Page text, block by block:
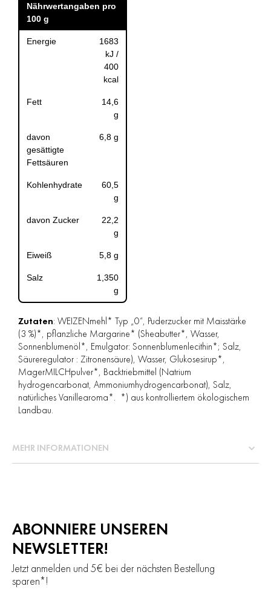
Nährwertangaben pro
100 g
Energie
1683
kJ /
400
kcal
Fett
14,6
g
davon
gesättigte
Fettsäuren
6,8 g
Kohlenhydrate
60,5
g
davon Zucker
22,2
g
Eiweiß 5,8 g
Salz
1,350
g
Zutaten: WEIZENmehl* Typ „0“, Puderzucker mit Maisstärke
(3 %)*, pflanzliche Margarine* (Sheabutter*, Wasser,
Sonnenblumenöl*, Emulgator: Sonnenblumenlecithin*; Salz,
Säureregulator : Zitronensäure), Wasser, Glukosesirup*,
MagerMILCHpulver*, Backtriebmittel (Natrium
hydrogencarbonat, Ammoniumhydrogencarbonat), Salz,
natürliches Vanillearoma*. *) aus kontrolliertem ökologischem
Landbau.
MEHR INFORMATIONEN
ABONNIERE UNSEREN
NEWSLETTER!
Jetzt anmelden und 5€ bei der nächsten Bestellung
sparen*!